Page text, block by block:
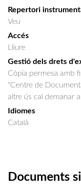
Repertori
Veu
Accés
Lliure
Gestió dels drets
Còpia permesa amb
"Centre de
altre ús cal demanar
Idiomes
Català
Documents